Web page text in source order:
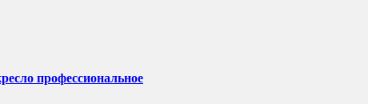
профессиональное